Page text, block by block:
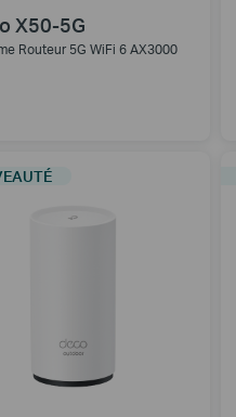
X50-5G
Routeur 5G WiFi 6 AX3000